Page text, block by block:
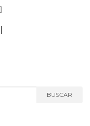
BUSCAR